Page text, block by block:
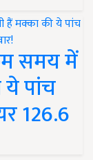
समय में
ये पांच
126.6